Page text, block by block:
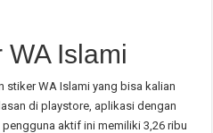
Islami
stiker WA Islami yang bisa kalian
di playstore, aplikasi dengan
aktif ini memiliki 3,26 ribu